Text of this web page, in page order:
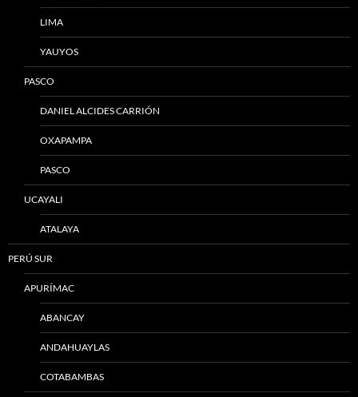
LIMA
YAUYOS
PASCO
DANIEL ALCIDES CARRIÓN
OXAPAMPA
PASCO
UCAYALI
ATALAYA
PERÚ SUR
APURÍMAC
ABANCAY
ANDAHUAYLAS
COTABAMBAS